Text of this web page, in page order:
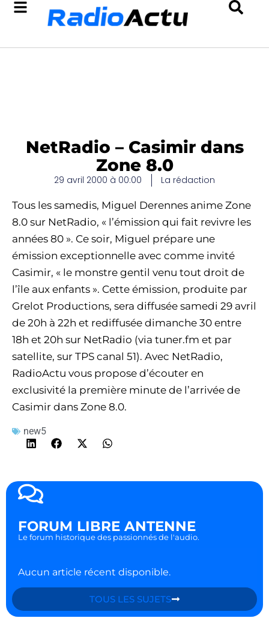
NetRadio – Casimir dans
Zone 8.0
29 avril 2000 à 00:00 La rédaction
Tous les samedis, Miguel Derennes anime Zone
8.0 sur NetRadio, « l’émission qui fait revivre les
années 80 ». Ce soir, Miguel prépare une
émission exceptionnelle avec comme invité
Casimir, « le monstre gentil venu tout droit de
l’île aux enfants ». Cette émission, produite par
Grelot Productions, sera diffusée samedi 29 avril
de 20h à 22h et rediffusée dimanche 30 entre
18h et 20h sur NetRadio (via tuner.fm et par
satellite, sur TPS canal 51). Avec NetRadio,
RadioActu vous propose d’écouter en
exclusivité la première minute de l’arrivée de
Casimir dans Zone 8.0.
new5
FORUM LIBRE ANTENNE
Le forum historique des passionnés de l'audio.
Aucun article récent disponible.
TOUS LES SUJETS